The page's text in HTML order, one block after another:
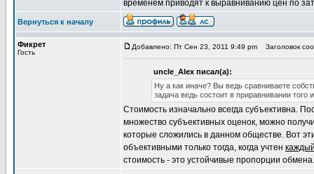
временем приводят к выравниванию цен по
Вернуться к началу
Фикрет
Гость
Добавлено: Пт Сен 23, 2011 9:49 pm Заголовок
uncle_Alex писал(а):
Ну а как иначе? Вы ведь сравниваете
задача ведь состоит в приравнивании
Стоимость изначально всегда субъективна.
множество субъективных оценок, можно
которые сложились в данном обществе. Вот
объективными только тогда, когда учтен
стоимость - это устойчивые пропорции обмена.